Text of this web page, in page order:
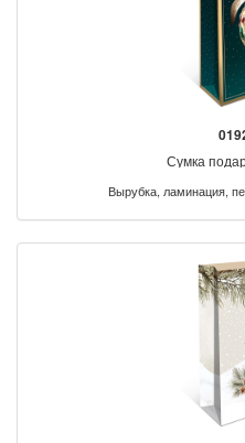
Сумка
Вырубка, ламинация,